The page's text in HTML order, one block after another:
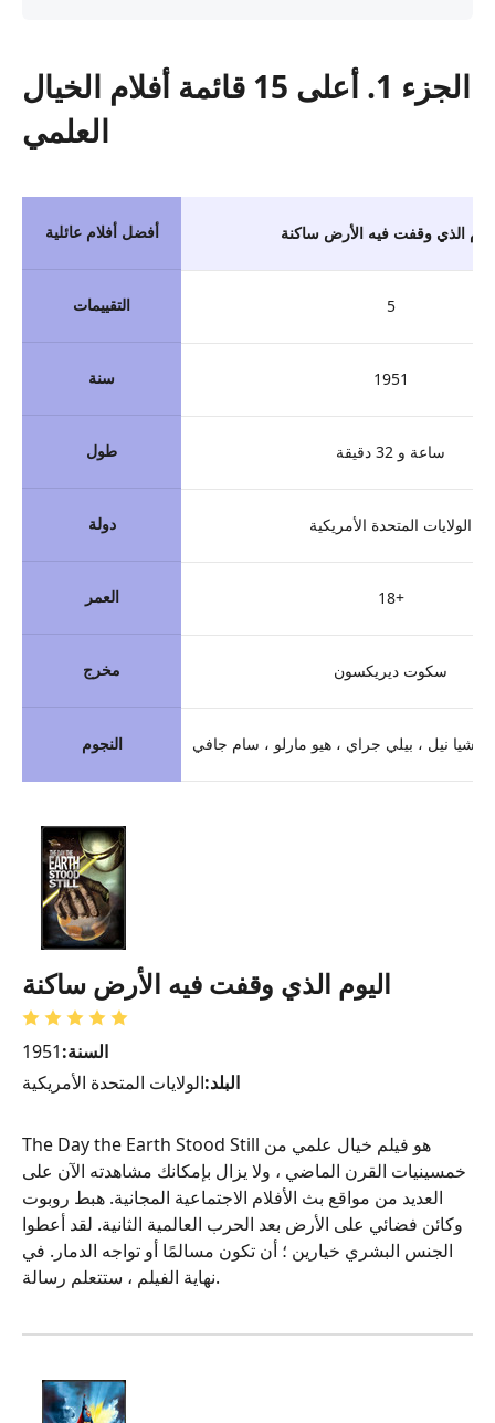
الجزء 1. أعلى 15 قائمة أفلام الخيال
العلمي
أفضل أفلام عائلية
التقييمات
سنة
طول
دولة
العمر
مخرج
النجوم
الذي وقفت فيه الأرض ساكنة
5
1951
ساعة و 32 دقيقة
الولايات المتحدة الأمريكية
18+
سكوت ديريكسون
نيل ، بيلي جراي ، هيو مارلو ، سام جافي
اليوم الذي وقفت فيه الأرض ساكنة
السنة:1951
البلد:الولايات المتحدة الأمريكية
The Day the Earth Stood Still هو فيلم خيال علمي من
خمسينيات القرن الماضي ، ولا يزال بإمكانك مشاهدته الآن على
العديد من مواقع بث الأفلام الاجتماعية المجانية. هبط روبوت
وكائن فضائي على الأرض بعد الحرب العالمية الثانية. لقد أعطوا
الجنس البشري خيارين ؛ أن تكون مسالمًا أو تواجه الدمار. في
نهاية الفيلم ، ستتعلم رسالة.